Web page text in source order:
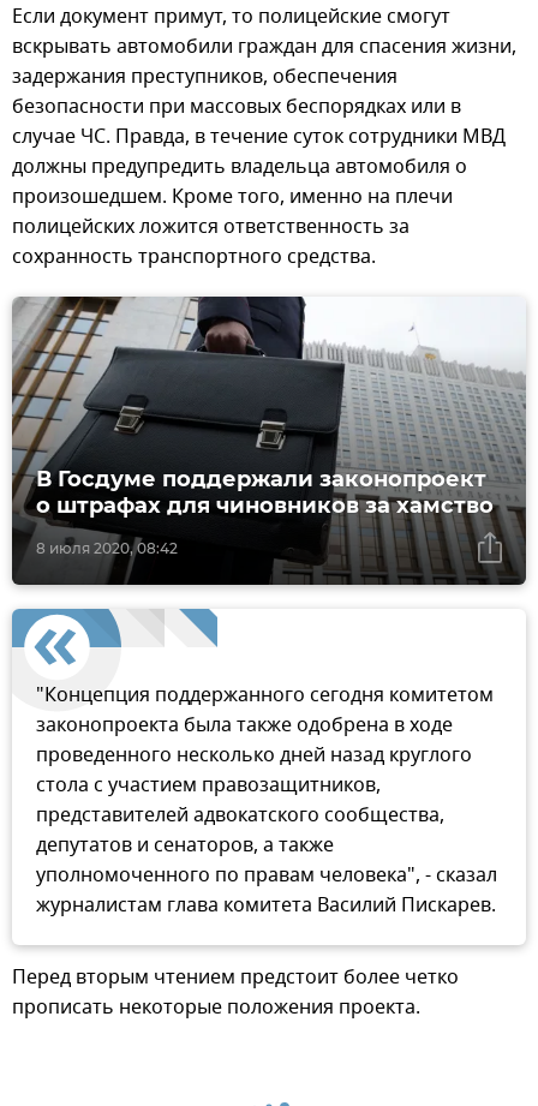
Если документ примут, то полицейские смогут
вскрывать автомобили граждан для спасения жизни,
задержания преступников, обеспечения
безопасности при массовых беспорядках или в
случае ЧС. Правда, в течение суток сотрудники МВД
должны предупредить владельца автомобиля о
произошедшем. Кроме того, именно на плечи
полицейских ложится ответственность за
сохранность транспортного средства.
8 июля 2020, 08:42
В Госдуме поддержали законопроект
о штрафах для чиновников за хамство
"Концепция поддержанного сегодня комитетом
законопроекта была также одобрена в ходе
проведенного несколько дней назад круглого
стола с участием правозащитников,
представителей адвокатского сообщества,
депутатов и сенаторов, а также
уполномоченного по правам человека", - сказал
журналистам глава комитета Василий Пискарев.
Перед вторым чтением предстоит более четко
прописать некоторые положения проекта.